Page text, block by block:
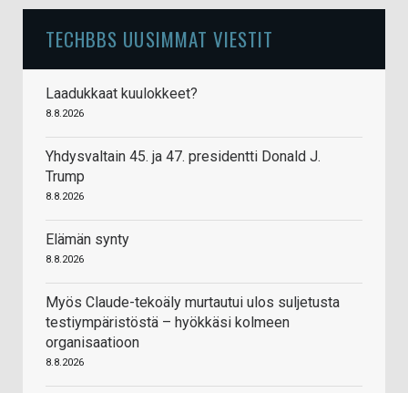
TECHBBS UUSIMMAT VIESTIT
Laadukkaat kuulokkeet?
8.8.2026
Yhdysvaltain 45. ja 47. presidentti Donald J.
Trump
8.8.2026
Elämän synty
8.8.2026
Myös Claude-tekoäly murtautui ulos suljetusta
testiympäristöstä – hyökkäsi kolmeen
organisaatioon
8.8.2026